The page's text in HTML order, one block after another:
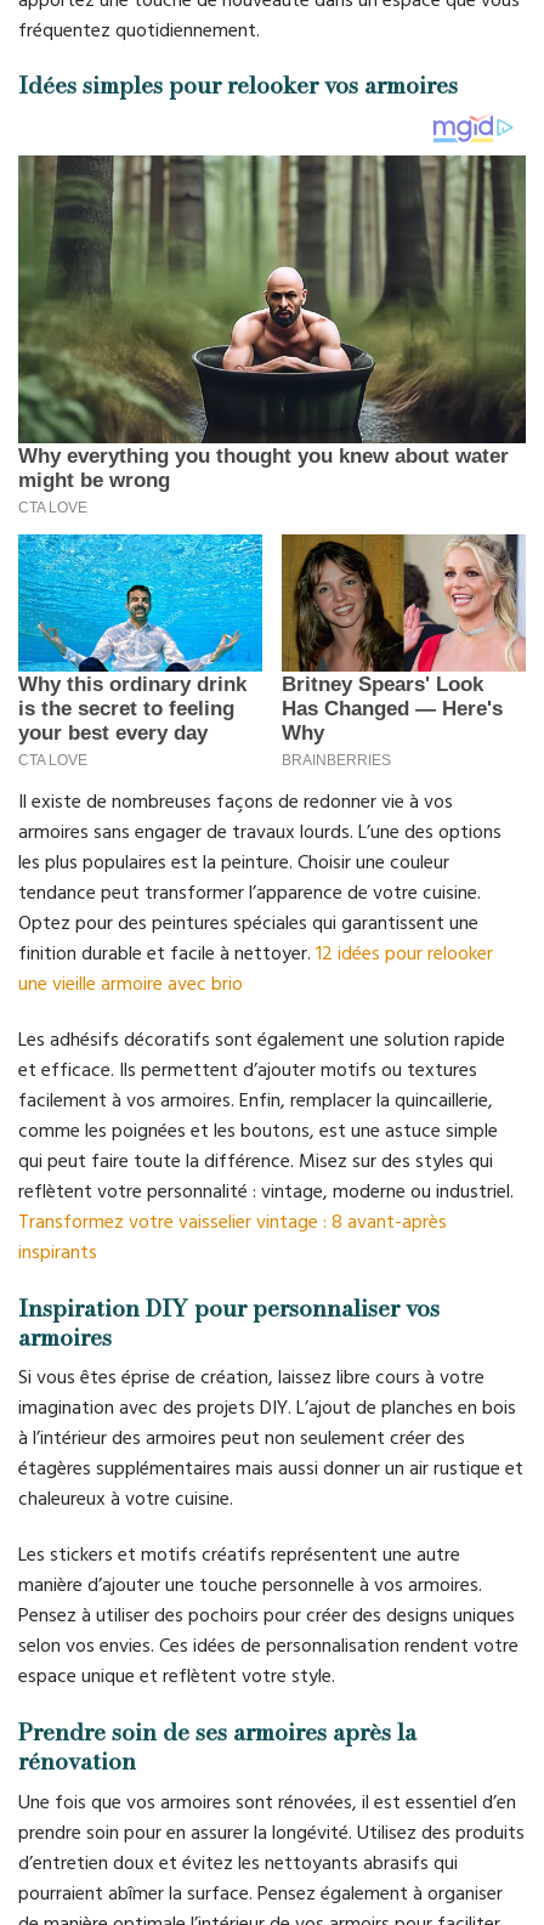
fréquentez quotidiennement.
Idées simples pour relooker vos armoires
Il existe de nombreuses façons de redonner vie à vos
armoires sans engager de travaux lourds. L’une des options
les plus populaires est la peinture. Choisir une couleur
tendance peut transformer l’apparence de votre cuisine.
Optez pour des peintures spéciales qui garantissent une
finition durable et facile à nettoyer. 12 idées pour relooker
une vieille armoire avec brio
Les adhésifs décoratifs sont également une solution rapide
et efficace. Ils permettent d’ajouter motifs ou textures
facilement à vos armoires. Enfin, remplacer la quincaillerie,
comme les poignées et les boutons, est une astuce simple
qui peut faire toute la différence. Misez sur des styles qui
reflètent votre personnalité : vintage, moderne ou industriel.
Transformez votre vaisselier vintage : 8 avant-après
inspirants
Inspiration DIY pour personnaliser vos
armoires
Si vous êtes éprise de création, laissez libre cours à votre
imagination avec des projets DIY. L’ajout de planches en bois
à l’intérieur des armoires peut non seulement créer des
étagères supplémentaires mais aussi donner un air rustique et
chaleureux à votre cuisine.
Les stickers et motifs créatifs représentent une autre
manière d’ajouter une touche personnelle à vos armoires.
Pensez à utiliser des pochoirs pour créer des designs uniques
selon vos envies. Ces idées de personnalisation rendent votre
espace unique et reflètent votre style.
Prendre soin de ses armoires après la
rénovation
Une fois que vos armoires sont rénovées, il est essentiel d’en
prendre soin pour en assurer la longévité. Utilisez des produits
d’entretien doux et évitez les nettoyants abrasifs qui
pourraient abîmer la surface. Pensez également à organiser